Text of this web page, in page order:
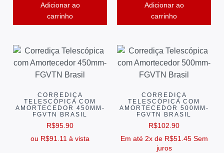
Adicionar ao
carrinho
Adicionar ao
carrinho
CORREDIÇA
TELESCÓPICA COM
AMORTECEDOR 450MM-
FGVTN BRASIL
R$95.90
ou R$91.11 à vista
CORREDIÇA
TELESCÓPICA COM
AMORTECEDOR 500MM-
FGVTN BRASIL
R$102.90
Em até 2x de R$51.45 Sem
juros